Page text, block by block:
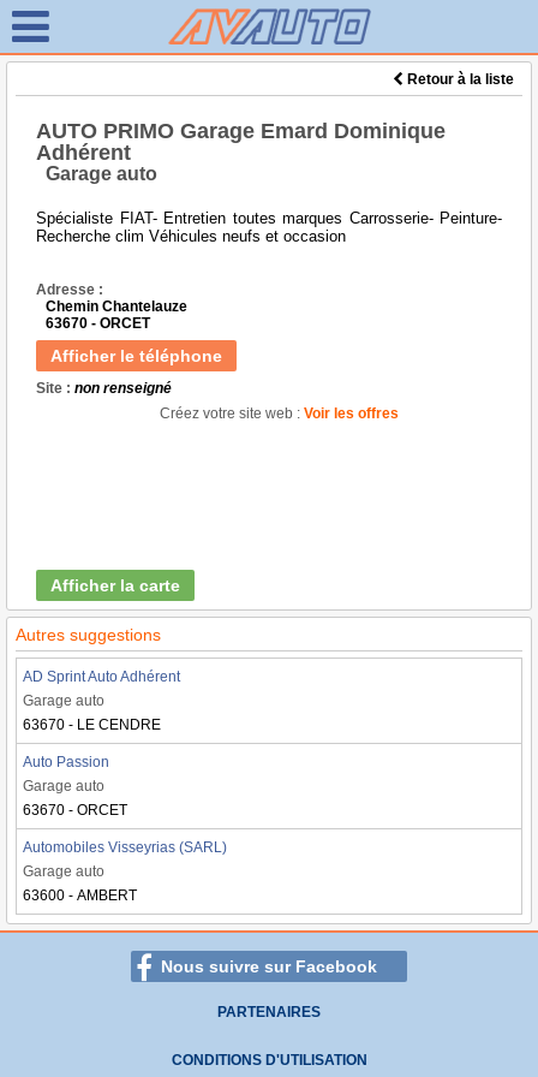
Retour à la liste
AUTO PRIMO Garage Emard Dominique
Adhérent
Garage auto
Spécialiste FIAT- Entretien toutes marques Carrosserie- Peinture-
Recherche clim Véhicules neufs et occasion
Adresse :
Chemin Chantelauze
63670 - ORCET
Afficher le téléphone
Site : non renseigné
Créez votre site web : Voir les offres
Afficher la carte
Autres suggestions
AD Sprint Auto Adhérent
Garage auto
63670 - LE CENDRE
Auto Passion
Garage auto
63670 - ORCET
Automobiles Visseyrias (SARL)
Garage auto
63600 - AMBERT
Nous suivre sur Facebook
PARTENAIRES
CONDITIONS D'UTILISATION